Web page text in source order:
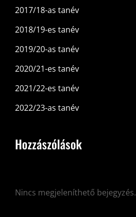
2017/18-as tanév
2018/19-es tanév
2019/20-as tanév
2020/21-es tanév
2021/22-es tanév
2022/23-as tanév
Hozzászólások
Nincs megjeleníthető bejegyzés.